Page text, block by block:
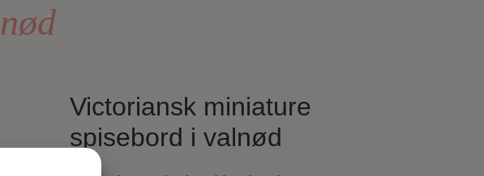
Victoriansk miniature
spisebord i valnød